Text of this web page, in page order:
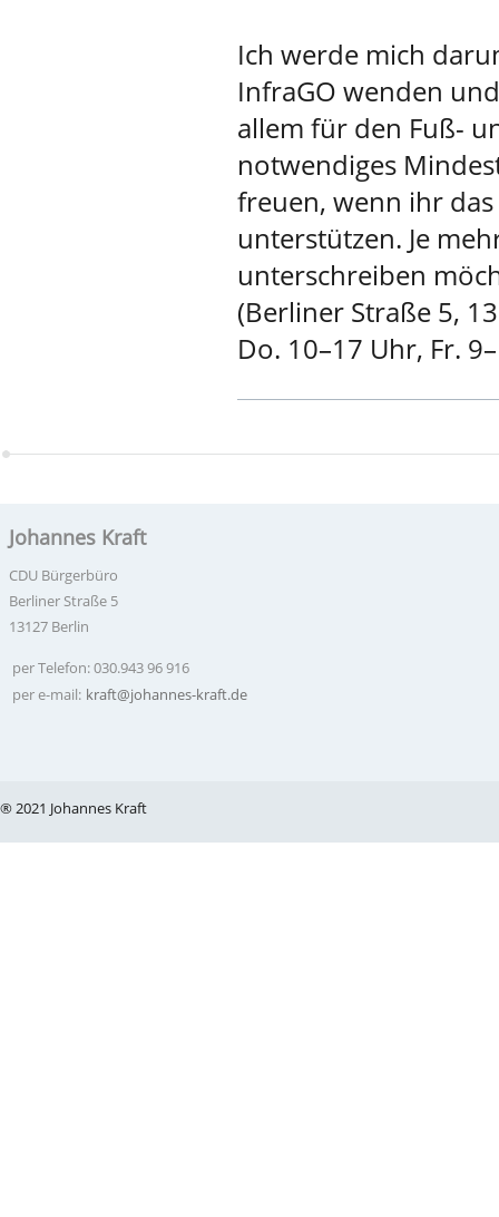
Ich werde mich
InfraGO wenden
allem für den Fuß-
notwendiges
freuen, wenn ihr
unterstützen. Je
unterschreiben
(Berliner Straße 5,
Do. 10–17 Uhr, Fr.
Johannes Kraft
CDU Bürgerbüro
Berliner Straße 5
13127 Berlin
per Telefon: 030.943 96 916
per e-mail: kraft@johannes-kraft.de
® 2021 Johannes Kraft